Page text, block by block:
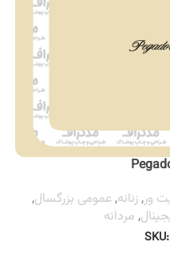
ور,زنانه,عمومی بزرگسال,
, مردانه
SKU: